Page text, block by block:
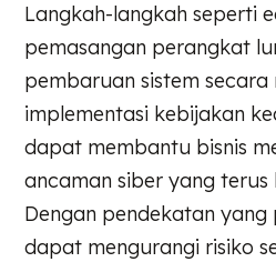
Langkah-langkah seperti
pemasangan perangkat
pembaruan sistem secara
implementasi kebijakan
dapat membantu bisnis
ancaman siber yang terus
Dengan pendekatan yang
dapat mengurangi risiko